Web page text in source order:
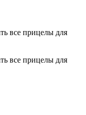
все прицелы для
все прицелы для